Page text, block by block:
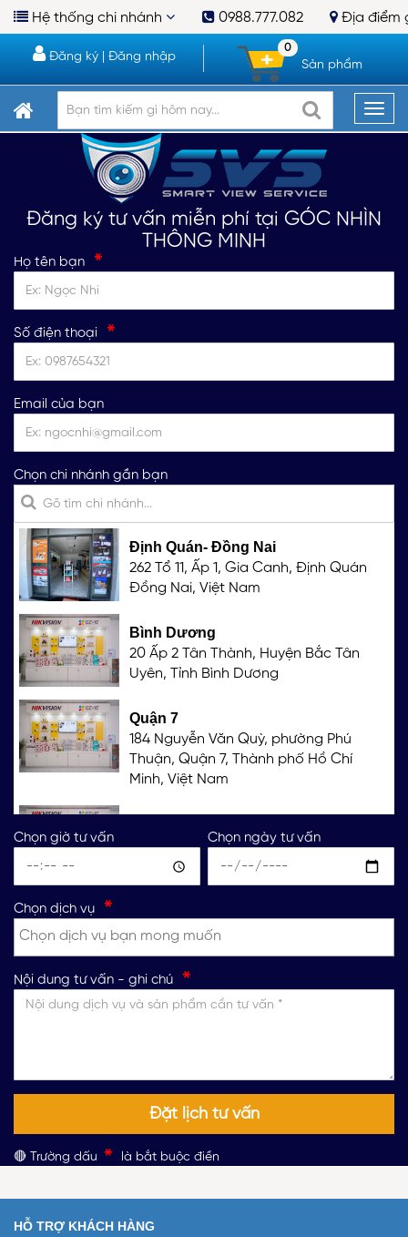
Hệ thống chi nhánh 0988.777.082 Địa điểm
Đăng ký Đăng nhập
0
Sản phẩm
Đăng ký tư vấn miễn phí tại GÓC NHÌN
THÔNG MINH
Họ tên bạn *
Số điện thoại *
Email của bạn
Chọn chi nhánh gần bạn
Định Quán- Đồng Nai
262 Tổ 11, Ấp 1, Gia Canh, Định Quán
Đồng Nai, Việt Nam
Bình Dương
20 Ấp 2 Tân Thành, Huyện Bắc Tân
Uyên, Tỉnh Bình Dương
Quận 7
184 Nguyễn Văn Quỳ, phường Phú
Thuận, Quận 7, Thành phố Hồ Chí
Minh, Việt Nam
17 Đường Số 1 Cư Xá Chu Văn An, P.26,
Q.Bình Thạnh
Chọn giờ tư vấn Chọn ngày tư vấn
Chọn dịch vụ *
Nội dung tư vấn - ghi chú *
🔴 Trường dấu * là bắt buộc điền
HỖ TRỢ KHÁCH HÀNG